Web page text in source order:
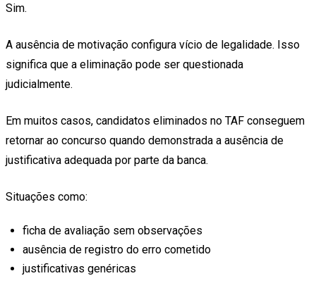
Sim.
A ausência de motivação configura vício de legalidade. Isso
significa que a eliminação pode ser questionada
judicialmente.
Em muitos casos, candidatos eliminados no TAF conseguem
retornar ao concurso quando demonstrada a ausência de
justificativa adequada por parte da banca.
Situações como:
ficha de avaliação sem observações
ausência de registro do erro cometido
justificativas genéricas